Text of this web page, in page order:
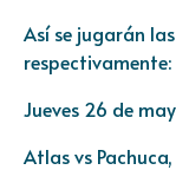
Así se jugarán
respectivamente:
Jueves 26 de
Atlas vs